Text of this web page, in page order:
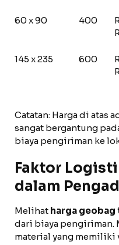
60 x 90 400
145 x 235 600
Catatan: Harga di atas
sangat bergantung
biaya pengiriman ke
Faktor
dalam
Melihat harga geobag
dari biaya pengiriman.
material yang memiliki